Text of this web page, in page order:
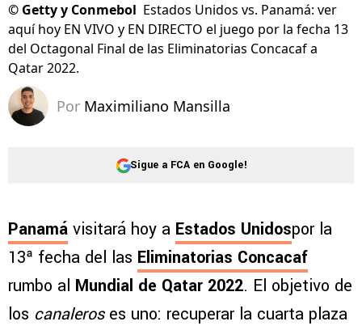
© Getty y Conmebol Estados Unidos vs. Panamá: ver
aquí hoy EN VIVO y EN DIRECTO el juego por la fecha 13
del Octagonal Final de las Eliminatorias Concacaf a
Qatar 2022.
Por Maximiliano Mansilla
Sigue a FCA en Google!
Panamá visitará hoy a Estados Unidospor la
13ª fecha del las Eliminatorias Concacaf
rumbo al Mundial de Qatar 2022. El objetivo de
los canaleroses uno: recuperar la cuarta plaza